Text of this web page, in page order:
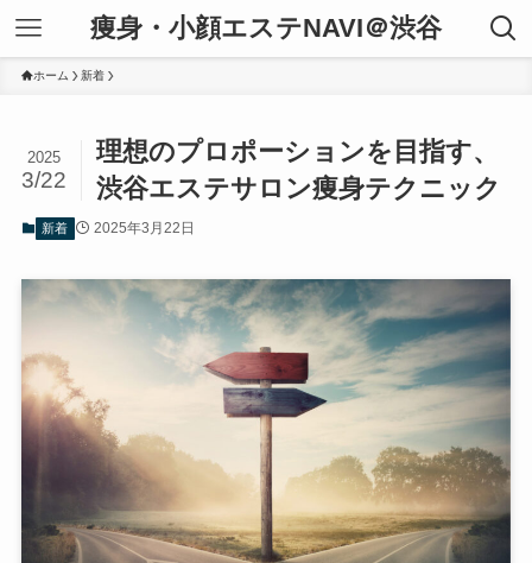
痩身・小顔エステNAVI＠渋谷
ホーム 新着
理想のプロポーションを目指す、
渋谷エステサロン痩身テクニック
2025
3/22
新着 2025年3月22日